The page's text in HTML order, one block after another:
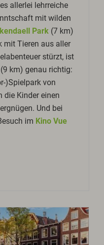
allerlei lehrreiche
mit wilden
Park (7 km)
mit Tieren aus aller
stürzt, ist
(9 km) genau richtig:
)Spielpark von
die Kinder einen
Und bei
im Kino Vue